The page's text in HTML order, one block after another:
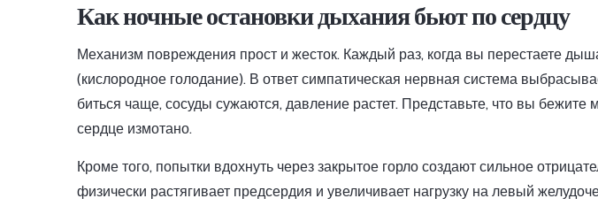
Как ночные остановки дыхания бьют по сердцу
Механизм повреждения прост и жесток. Каждый раз, когда вы перестаете
(кислородное голодание). В ответ симпатическая нервная система
биться чаще, сосуды сужаются, давление растет. Представьте, что вы бежите
сердце измотано.
Кроме того, попытки вдохнуть через закрытое горло создают сильное
физически растягивает предсердия и увеличивает нагрузку на левый